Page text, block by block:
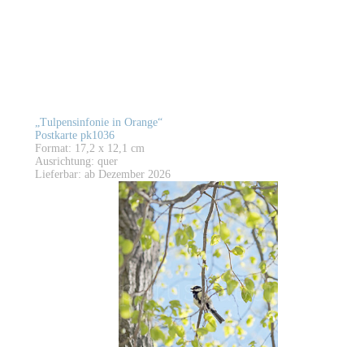
„Tulpensinfonie in Orange“
Postkarte pk1036
Format: 17,2 x 12,1 cm
Ausrichtung: quer
Lieferbar: ab Dezember 2026